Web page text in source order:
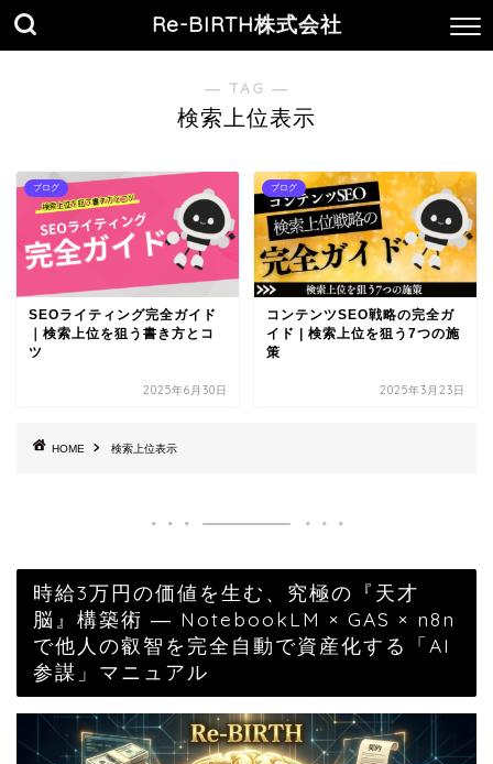
Re-BIRTH株式会社
― TAG ―
検索上位表示
ブログ
SEOライティング完全ガイド
｜検索上位を狙う書き方とコ
ツ
2025年6月30日
ブログ
コンテンツSEO戦略の完全ガ
イド | 検索上位を狙う7つの施
策
2025年3月23日
HOME 検索上位表示
時給3万円の価値を生む、究極の『天才
脳』構築術 ― NotebookLM × GAS × n8n
で他人の叡智を完全自動で資産化する「AI
参謀」マニュアル